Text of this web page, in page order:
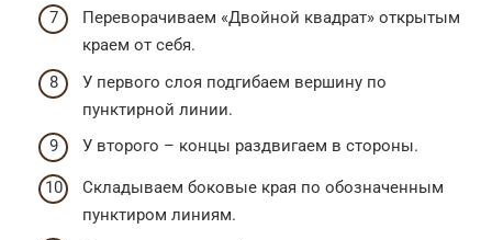
Переворачиваем «Двойной квадрат» открытым
краем от себя.
У первого слоя подгибаем вершину по
пунктирной линии.
У второго – концы раздвигаем в стороны.
Складываем боковые края по обозначенным
пунктиром линиям.